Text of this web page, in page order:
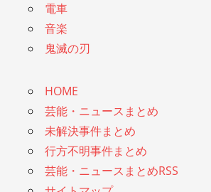
電車
音楽
鬼滅の刃
HOME
芸能・ニュースまとめ
未解決事件まとめ
行方不明事件まとめ
芸能・ニュースまとめRSS